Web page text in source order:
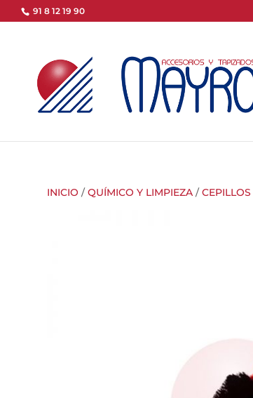
91 8 12 19 90
INICIO /QUÍMICO Y LIMPIEZA /CEPILLOS